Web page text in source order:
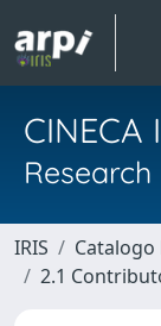
CINECA
IRIS Catalogo
2.1